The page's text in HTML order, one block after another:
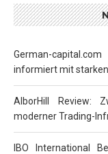
German-
informiert mit
AlborHill Review:
moderner Trading-
IBO International